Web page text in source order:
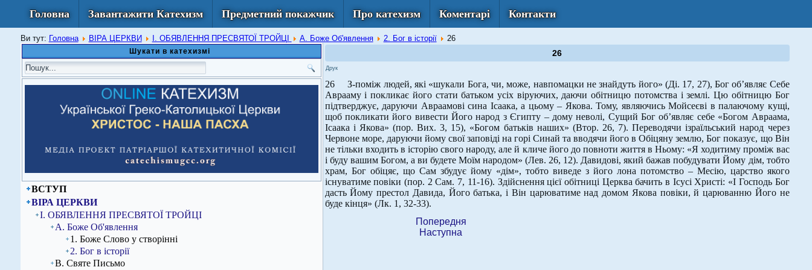
Головна Завантажити Катехизм Предметний покажчик Про катехизм Коментарі Контакти
Ви тут: Головна ВІРА ЦЕРКВИ I. ОБЯВЛЕННЯ ПРЕСВЯТОЇ ТРОЙЦІ А. Боже Об'явлення 2. Бог в історії 26
Шукати в катехизмі
ВСТУП
ВІРА ЦЕРКВИ
I. ОБЯВЛЕННЯ ПРЕСВЯТОЇ ТРОЙЦІ
А. Боже Об'явлення
1. Боже Слово у створінні
2. Бог в історії
В. Святе Письмо
26
Друк
26 З-поміж людей, які «шукали Бога, чи, може, навпомацки не знайдуть його» (Ді. 17, 27), Бог об’являє Себе
Аврааму і покликає його стати батьком усіх віруючих, даючи обітницю потомства і землі. Цю обітницю Бог
підтверджує, даруючи Авраамові сина Ісаака, а цьому – Якова. Тому, являючись Мойсеєві в палаючому кущі,
щоб покликати його вивести Його народ з Єгипту – дому неволі, Сущий Бог об’являє себе «Богом Авраама,
Ісаака і Якова» (пор. Вих. 3, 15), «Богом батьків наших» (Втор. 26, 7). Переводячи ізраїльський народ через
Червоне море, даруючи йому свої заповіді на горі Синай та вводячи його в Обіцяну землю, Бог показує, що Він
не тільки входить в історію свого народу, але й кличе його до повноти життя в Ньому: «Я ходитиму проміж вас
і буду вашим Богом, а ви будете Моїм народом» (Лев. 26, 12). Давидові, який бажав побудувати Йому дім, тобто
храм, Бог обіцяє, що Сам збудує йому «дім», тобто виведе з його лона потомство – Месію, царство якого
існуватиме повіки (пор. 2 Сам. 7, 11-16). Здійснення цієї обітниці Церква бачить в Ісусі Христі: «І Господь Бог
дасть Йому престол Давида, Його батька, і Він царюватиме над домом Якова повіки, й царюванню Його не
буде кінця» (Лк. 1, 32-33).
Попередня
Наступна